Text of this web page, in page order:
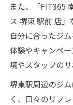
また、「FIT365
ス 堺東 駅前 店
自分に合ったジ
体験やキャンペ
境やスタッフのサ
堺東駅周辺のジ
く、日々のリフ